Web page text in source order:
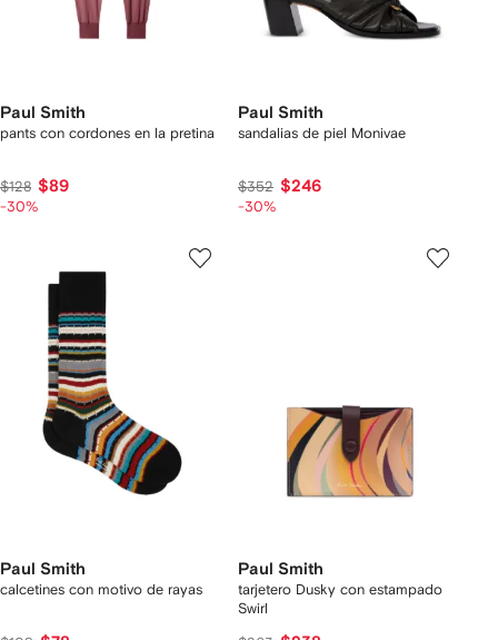
Paul Smith
pants con cordones en la pretina
$128 $89
-30%
Paul Smith
sandalias de piel Monivae
$352 $246
-30%
Paul Smith
calcetines con motivo de rayas
Paul Smith
tarjetero Dusky con estampado
Swirl